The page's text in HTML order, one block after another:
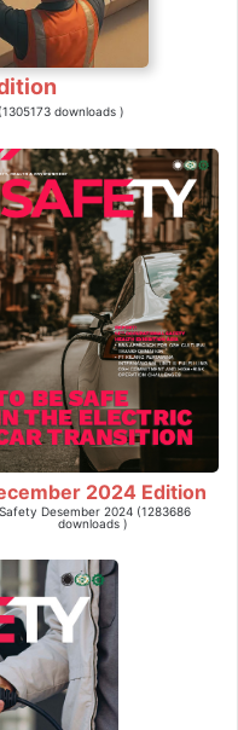
downloads )
2024 Edition
Desember 2024 (1283686
downloads )